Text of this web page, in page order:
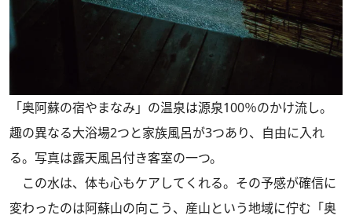
「奥阿蘇の宿やまなみ」の温泉は源泉100％のかけ流し。
趣の異なる大浴場2つと家族風呂が3つあり、自由に入れ
る。写真は露天風呂付き客室の一つ。
この水は、体も心もケアしてくれる。その予感が確信に
変わったのは阿蘇山の向こう、産山という地域に佇む「奥